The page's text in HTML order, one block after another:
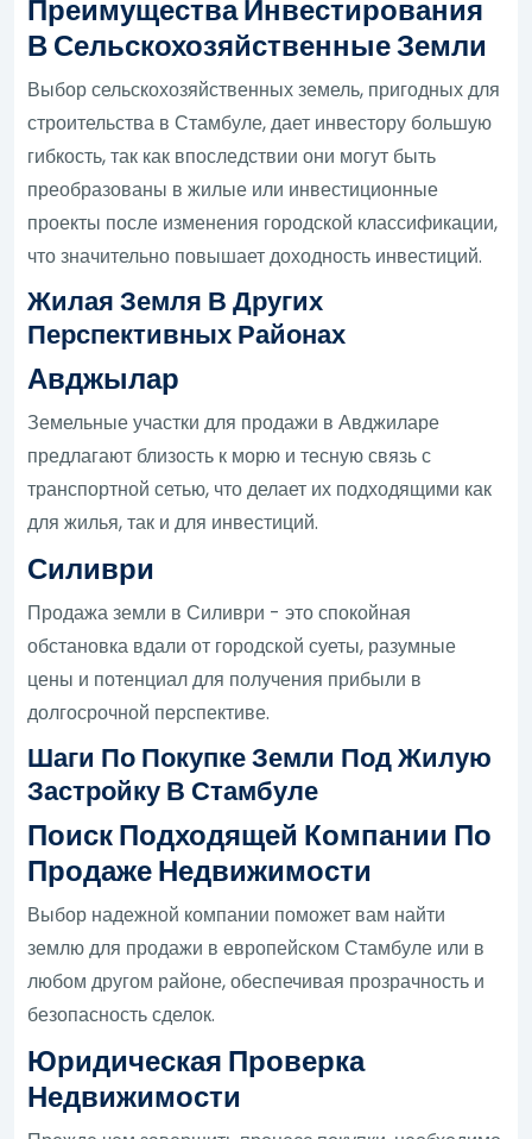
Преимущества Инвестирования
В Сельскохозяйственные Земли
Выбор сельскохозяйственных земель, пригодных для
строительства в Стамбуле, дает инвестору большую
гибкость, так как впоследствии они могут быть
преобразованы в жилые или инвестиционные
проекты после изменения городской классификации,
что значительно повышает доходность инвестиций.
Жилая Земля В Других
Перспективных Районах
Авджылар
Земельные участки для продажи в Авджиларе
предлагают близость к морю и тесную связь с
транспортной сетью, что делает их подходящими как
для жилья, так и для инвестиций.
Силиври
Продажа земли в Силиври - это спокойная
обстановка вдали от городской суеты, разумные
цены и потенциал для получения прибыли в
долгосрочной перспективе.
Шаги По Покупке Земли Под Жилую
Застройку В Стамбуле
Поиск Подходящей Компании По
Продаже Недвижимости
Выбор надежной компании поможет вам найти
землю для продажи в европейском Стамбуле или в
любом другом районе, обеспечивая прозрачность и
безопасность сделок.
Юридическая Проверка
Недвижимости